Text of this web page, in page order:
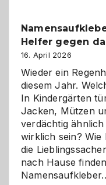
Helfer gegen
16. April 2026
Wieder ein
diesem Jahr.
In Kindergärten
Jacken, Mützen
verdächtig
wirklich sein? Wie
die
nach Hause